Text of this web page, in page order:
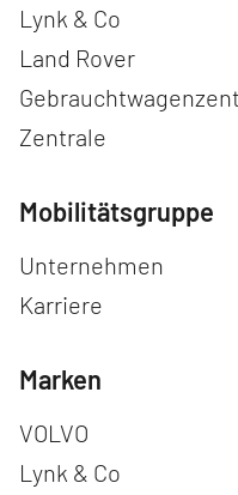
Lynk & Co
Land Rover
Zentrale
Mobilitätsgruppe
Navigation
Unternehmen
Karriere
Marken
Navigation
VOLVO
Lynk & Co